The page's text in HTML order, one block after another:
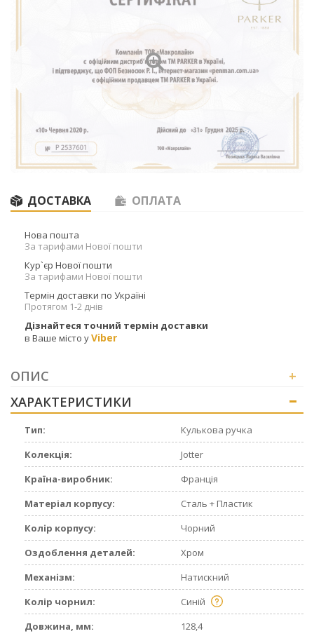
ДОСТАВКА ОПЛАТА
Нова пошта
За тарифами Нової пошти
Кур`єр Нової пошти
За тарифами Нової пошти
Термін доставки по Україні
Протягом 1-2 днів
Дізнайтеся точний термін доставки
в Ваше місто уViber
ОПИС
+
ХАРАКТЕРИСТИКИ
Тип:
Кулькова ручка
Колекція:
Jotter
Країна-виробник:
Франція
Матеріал корпусу:
Сталь + Пластик
Колір корпусу:
Чорний
Оздоблення деталей:
Хром
Механізм:
Натискний
Колір чорнил:
Синій
Довжина, мм:
128,4